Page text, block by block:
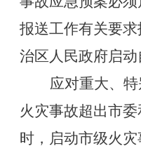
报送工作有关要
治区人民政府启动
应对重大、
火灾事故超出市
时，启动市级火